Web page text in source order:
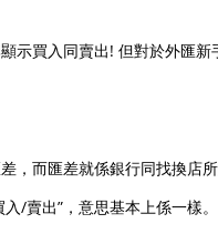
示買入同賣出! 但對於外匯
，而匯差就係銀行同找換店所
/賣出”，意思基本上係一樣。